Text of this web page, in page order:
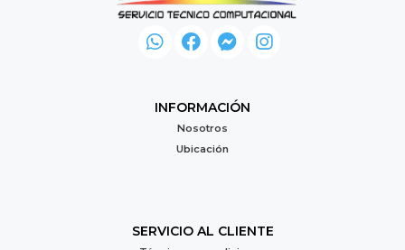
INFORMACIÓN
Nosotros
Ubicación
SERVICIO AL CLIENTE